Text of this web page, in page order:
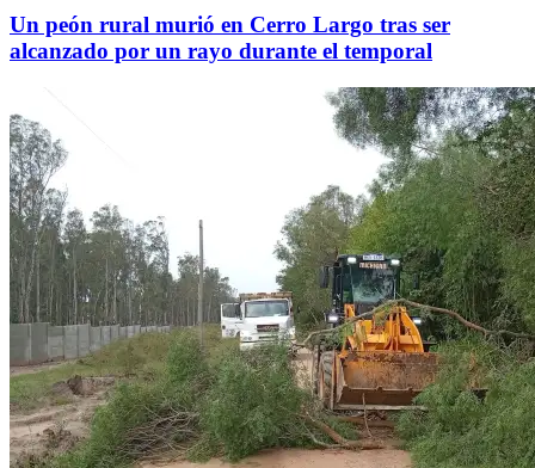
Un peón rural murió en Cerro Largo tras ser
alcanzado por un rayo durante el temporal